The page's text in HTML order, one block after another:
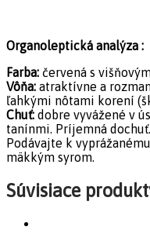
Organoleptická analýza :
Farba: červená s
Vôňa: atraktívne a
ľahkými nôtami korení
Chuť: dobre vyvážené v
tanínmi. Príjemná dochuť.
Podávajte k
mäkkým syrom.
Súvisiace